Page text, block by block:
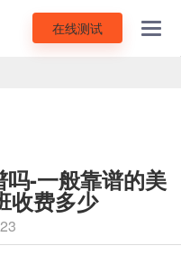
在线测试
-一般靠谱的美
收费多少